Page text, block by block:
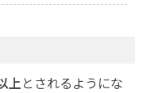
上とされるようにな